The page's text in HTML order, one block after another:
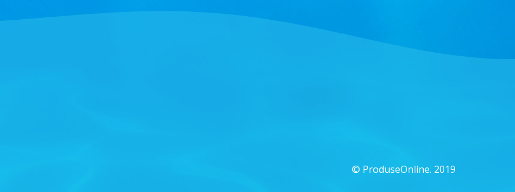
© ProduseOnline. 2019